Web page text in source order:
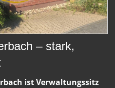
– stark,
ist Verwaltungssitz